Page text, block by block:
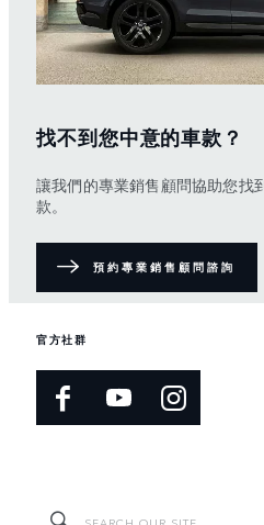
找不到您中意的車款？
讓我們的專業銷售顧問協助您找
款。
預約專業銷售顧問諮詢
官方社群